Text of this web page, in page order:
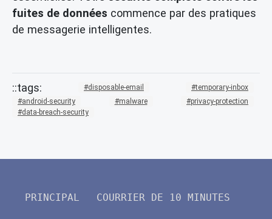
fuites de données commence par des pratiques
de messagerie intelligentes.
disposable-email
temporary-inbox
android-security
malware
privacy-protection
data-breach-security
PRINCIPAL COURRIER DE 10 MINUTES